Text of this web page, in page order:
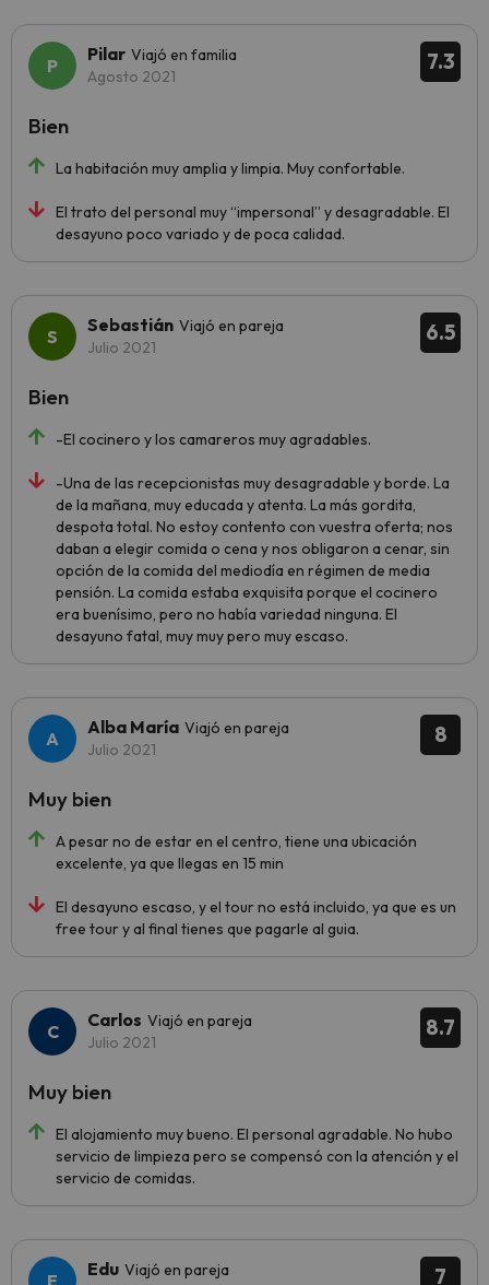
7.3
Pilar Viajó en familia
Agosto 2021
La habitación muy amplia y limpia. Muy confortable.
El trato del personal muy “impersonal” y desagradable. El
desayuno poco variado y de poca calidad.
Bien
6.5
Sebastián Viajó en pareja
Julio 2021
-El cocinero y los camareros muy agradables.
-Una de las recepcionistas muy desagradable y borde. La
de la mañana, muy educada y atenta. La más gordita,
despota total. No estoy contento con vuestra oferta; nos
daban a elegir comida o cena y nos obligaron a cenar, sin
opción de la comida del mediodía en régimen de media
pensión. La comida estaba exquisita porque el cocinero
era buenísimo, pero no había variedad ninguna. El
desayuno fatal, muy muy pero muy escaso.
Bien
8
Alba María Viajó en pareja
Julio 2021
A pesar no de estar en el centro, tiene una ubicación
excelente, ya que llegas en 15 min
El desayuno escaso, y el tour no está incluido, ya que es un
free tour y al final tienes que pagarle al guia.
Muy bien
8.7
Carlos Viajó en pareja
Julio 2021
El alojamiento muy bueno. El personal agradable. No hubo
servicio de limpieza pero se compensó con la atención y el
servicio de comidas.
Muy bien
7
Edu Viajó en pareja